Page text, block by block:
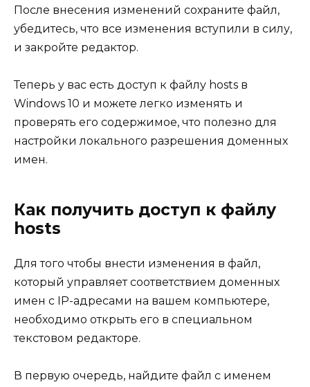
После внесения изменений сохраните файл,
убедитесь, что все изменения вступили в силу,
и закройте редактор.
Теперь у вас есть доступ к файлу hosts в
Windows 10 и можете легко изменять и
проверять его содержимое, что полезно для
настройки локального разрешения доменных
имен.
Как получить доступ к файлу
hosts
Для того чтобы внести изменения в файл,
который управляет соответствием доменных
имен с IP-адресами на вашем компьютере,
необходимо открыть его в специальном
текстовом редакторе.
В первую очередь, найдите файл с именем